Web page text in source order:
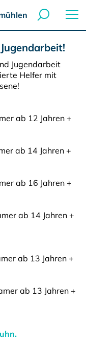
Jugendarbeit
Helfer mit
12 Jahren +
14 Jahren +
16 Jahren +
ab 14 Jahren +
ab 13 Jahren +
13 Jahren +